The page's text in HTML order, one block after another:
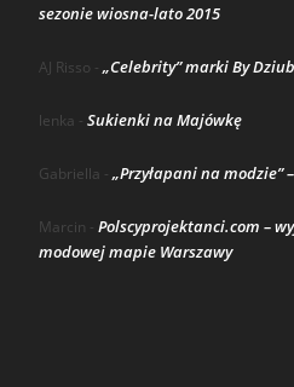
sezonie wiosna-lato 2015
AJ Risso - „Celebrity” marki By
lenka - Sukienki na Majówkę
Gabriella - „Przyłapani na modzie”
Marcin - Polscyprojektanci.com –
modowej mapie Warszawy